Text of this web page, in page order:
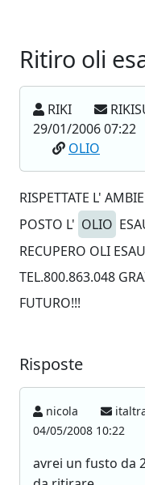
Ritiro oli
RIKI
29/01/2006 07:22
OLIO
RISPETTATE L'
POSTO L' OLIO
RECUPERO OLI
TEL.800.863.048
FUTURO!!!
Risposte
nicola
04/05/2008 10:22
avrei un fusto da